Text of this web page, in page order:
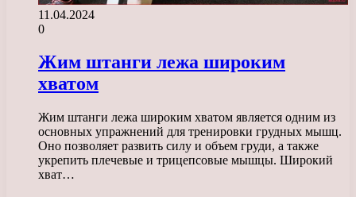
11.04.2024
0
Жим штанги лежа широким
хватом
Жим штанги лежа широким хватом является одним из
основных упражнений для тренировки грудных мышц.
Оно позволяет развить силу и объем груди, а также
укрепить плечевые и трицепсовые мышцы. Широкий
хват…